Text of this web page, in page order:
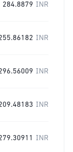
284.8879 INR
INR
INR
INR
INR